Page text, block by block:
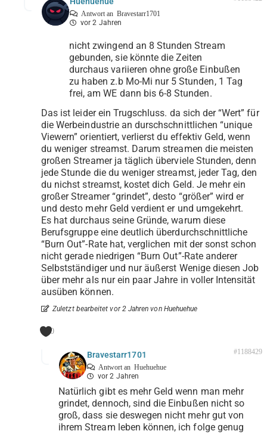
Antwort an Bravestarr1701
vor 2 Jahren
nicht zwingend an 8 Stunden Stream
gebunden, sie könnte die Zeiten
durchaus variieren ohne große Einbußen
zu haben z.b Mo-Mi nur 5 Stunden, 1 Tag
frei, am WE dann bis 6-8 Stunden.
Das ist leider ein Trugschluss. da sich der “Wert” für
die Werbeindustrie an durschschnittlichen “unique
Viewern” orientiert, verlierst du effektiv Geld, wenn
du weniger streamst. Darum streamen die meisten
großen Streamer ja täglich überviele Stunden, denn
jede Stunde die du weniger streamst, jeder Tag, den
du nichst streamst, kostet dich Geld. Je mehr ein
großer Streamer “grindet”, desto “größer” wird er
und desto mehr Geld verdient er und umgekehrt.
Es hat durchaus seine Gründe, warum diese
Berufsgruppe eine deutlich überdurchschnittliche
“Burn Out”-Rate hat, verglichen mit der sonst schon
nicht gerade niedrigen “Burn Out”-Rate anderer
Selbstständiger und nur äußerst Wenige diesen Job
über mehr als nur ein paar Jahre in voller Intensität
ausüben können.
Zuletzt bearbeitet vor 2 Jahren von Huehuehue
0
Bravestarr1701
Antwort an Huehuehue
vor 2 Jahren
#1188429
Natürlich gibt es mehr Geld wenn man mehr
grindet, dennoch, sind die Einbußen nicht so
groß, dass sie deswegen nicht mehr gut von
ihrem Stream leben können, ich folge genug